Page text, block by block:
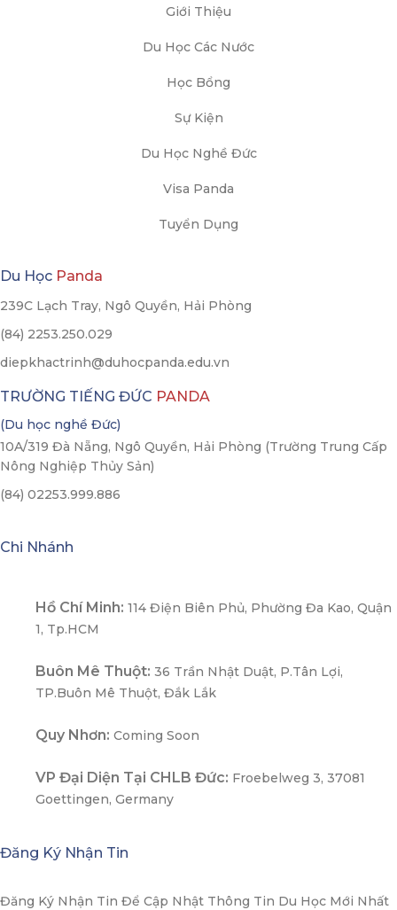
Giới Thiệu
Du Học Các Nước
Học Bổng
Sự Kiện
Du Học Nghề Đức
Visa Panda
Tuyển Dụng
Du Học Panda
239C Lạch Tray, Ngô Quyền, Hải Phòng
(84) 2253.250.029
diepkhactrinh@duhocpanda.edu.vn
TRƯỜNG TIẾNG ĐỨC PANDA
(Du học nghề Đức)
10A/319 Đà Nẵng, Ngô Quyền, Hải Phòng (Trường Trung Cấp
Nông Nghiệp Thủy Sản)
(84) 02253.999.886
Chi Nhánh
Hồ Chí Minh: 114 Điện Biên Phủ, Phường Đa Kao, Quận
1, Tp.HCM
Buôn Mê Thuột: 36 Trần Nhật Duật, P.Tân Lợi,
TP.Buôn Mê Thuột, Đắk Lắk
Quy Nhơn: Coming Soon
VP Đại Diện Tại CHLB Đức: Froebelweg 3, 37081
Goettingen, Germany
Đăng Ký Nhận Tin
Đăng Ký Nhận Tin Để Cập Nhật Thông Tin Du Học Mới Nhất